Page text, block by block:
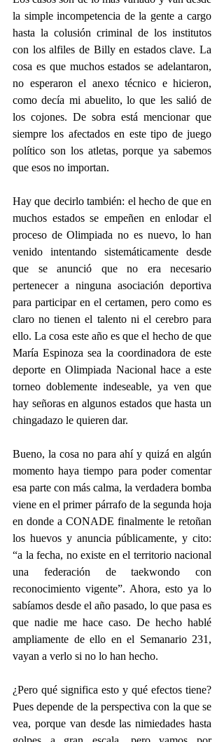
la simple incompetencia de la gente a cargo
hasta la colusión criminal de los institutos
con los alfiles de Billy en estados clave. La
cosa es que muchos estados se adelantaron,
no esperaron el anexo técnico e hicieron,
como decía mi abuelito, lo que les salió de
los cojones. De sobra está mencionar que
siempre los afectados en este tipo de juego
político son los atletas, porque ya sabemos
que esos no importan.
Hay que decirlo también: el hecho de que en
muchos estados se empeñen en enlodar el
proceso de Olimpiada no es nuevo, lo han
venido intentando sistemáticamente desde
que se anunció que no era necesario
pertenecer a ninguna asociación deportiva
para participar en el certamen, pero como es
claro no tienen el talento ni el cerebro para
ello. La cosa este año es que el hecho de que
María Espinoza sea la coordinadora de este
deporte en Olimpiada Nacional hace a este
torneo doblemente indeseable, ya ven que
hay señoras en algunos estados que hasta un
chingadazo le quieren dar.
Bueno, la cosa no para ahí y quizá en algún
momento haya tiempo para poder comentar
esa parte con más calma, la verdadera bomba
viene en el primer párrafo de la segunda hoja
en donde a CONADE finalmente le retoñan
los huevos y anuncia públicamente, y cito:
“a la fecha, no existe en el territorio nacional
una federación de taekwondo con
reconocimiento vigente”. Ahora, esto ya lo
sabíamos desde el año pasado, lo que pasa es
que nadie me hace caso. De hecho hablé
ampliamente de ello en el Semanario 231,
vayan a verlo si no lo han hecho.
¿Pero qué significa esto y qué efectos tiene?
Pues depende de la perspectiva con la que se
vea, porque van desde las nimiedades hasta